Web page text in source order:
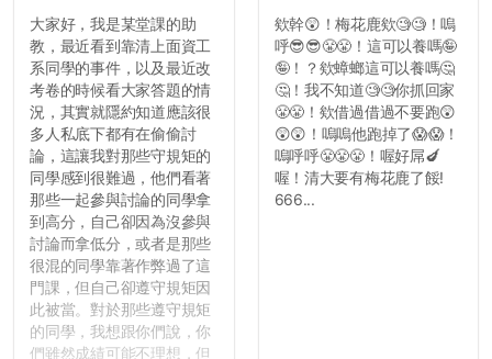
大家好，我是某堂課的助
教，最近看到靠清上面資工
系同學的事件，以及最近改
考卷的時候看大家答題的情
況，其實就隱約知道應該很
多人私底下都有在偷偷討
論，這讓我對那些守規矩的
同學感到很難過，他們看著
那些一起參與討論的同學拿
到高分，自己卻因為沒參與
討論而拿低分，或者是那些
很混的同學靠著作弊過了這
門課，但自己卻遵守規矩因
此被當。對於那些遵守規矩
的同學，我想跟你們說，你
們雖然成績可能不理想，但
欸幹😲！梅花鹿欸🧐🧐！嗚
呼😎😎😤😤！這可以養嗎🤪
🤪！？欸蟑螂這可以養嗎🤔
🤔！我不知道🧐🧐你抓回家
😤😤！欸借過借過不要跑😲
😲😲！嗚嗚他跑掉了😱😱！
嗚呼呼😤😤😤！喔好屌🍆
喔！清大要有梅花鹿了餒!
666...